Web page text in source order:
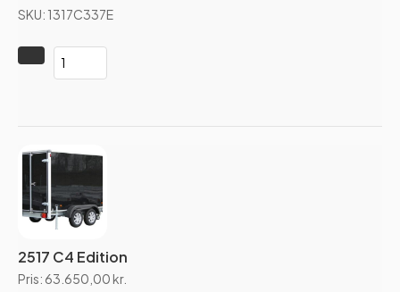
SKU: 1317C337E
2517 C4 Edition
Pris: 63.650,00 kr.